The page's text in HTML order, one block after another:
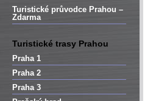
Turistické průvodce Prahou –
Zdarma
Turistické trasy Prahou
Praha 1
Praha 2
Praha 3